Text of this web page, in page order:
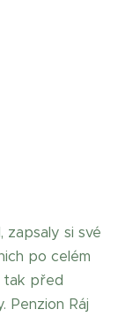
zapsaly si své
po celém
tak před
Penzion Ráj